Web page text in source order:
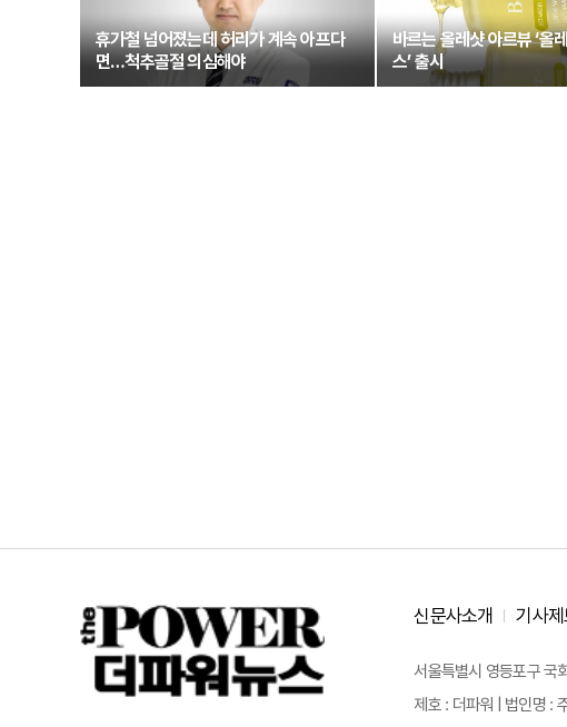
휴가철 넘어졌는데 허리가 계속 아프다
면…척추골절 의심해야
바르는 올레샷 아르뷰 ‘올
스’ 출시
신문사소개 기사
서울특별시 영등포구
제호 : 더파워 | 법인명 :